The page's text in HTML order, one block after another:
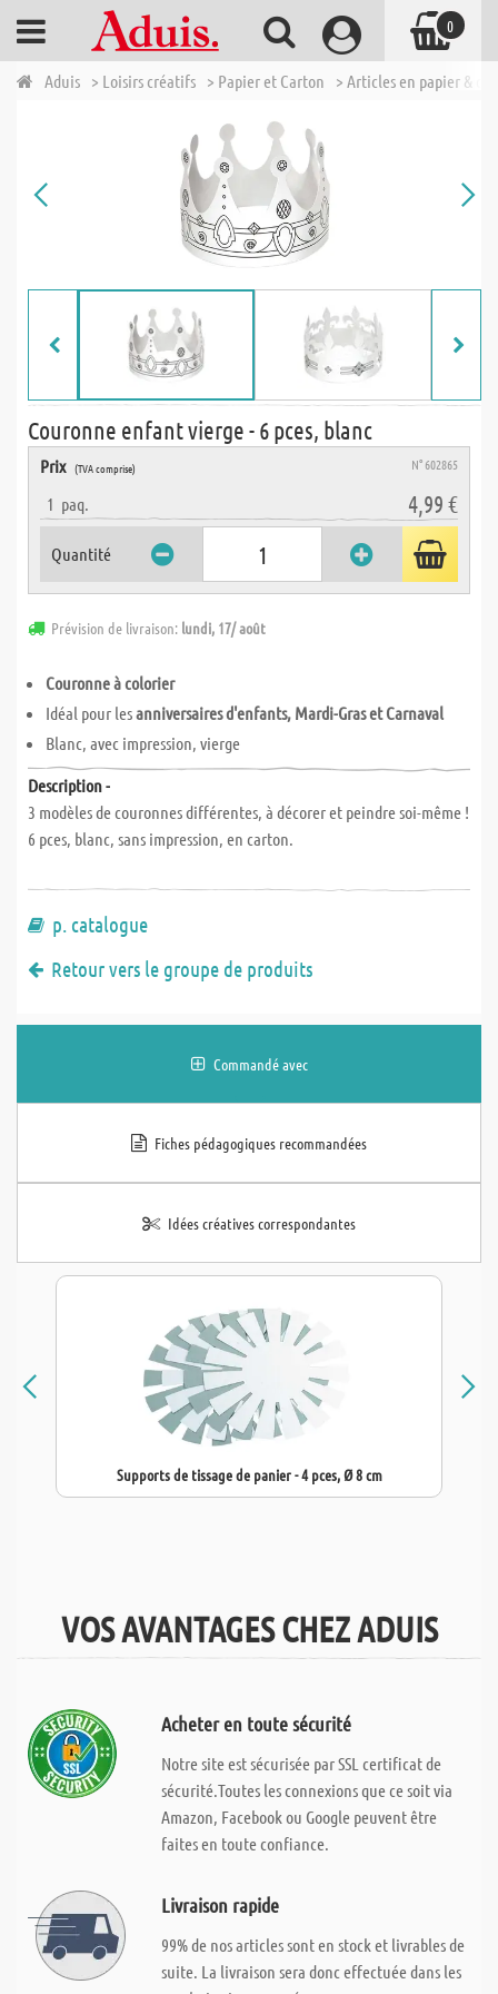
Aduis > Loisirs créatifs > Papier et Carton > Articles en papier &
Couronne enfant vierge - 6 pces, blanc
Prix (TVA comprise) N° 602865
1 paq. 4,99 €
Quantité
Prévision de livraison: lundi, 17/ août
Couronne à colorier
Idéal pour lesanniversaires d'enfants, Mardi-Gras et Carnaval
Blanc, avec impression, vierge
Description -
3 modèles de couronnes différentes, à décorer et peindre soi-même !
6 pces, blanc, sans impression, en carton.
p. catalogue
Retour vers le groupe de produits
Commandé avec
Fiches pédagogiques recommandées
Idées créatives correspondantes
Supports de tissage de panier - 4 pces, Ø 8 cm
VOS AVANTAGES CHEZ ADUIS
Acheter en toute sécurité
Notre site est sécurisée par SSL certificat de
sécurité.Toutes les connexions que ce soit via
Amazon, Facebook ou Google peuvent être
faites en toute confiance.
Livraison rapide
99% de nos articles sont en stock et livrables de
suite. La livraison sera donc effectuée dans les
0